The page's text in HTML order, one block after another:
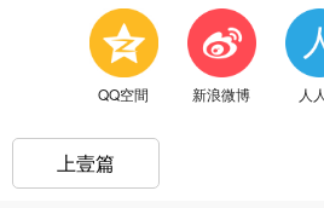
QQ空間 新浪微博 人
上壹篇